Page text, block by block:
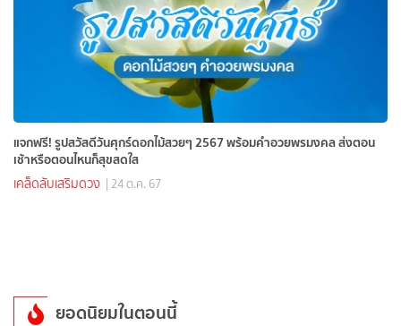
แจกฟรี! รูปสวัสดีวันศุกร์ดอกไม้สวยๆ 2567 พร้อมคำอวยพรมงคล ส่งตอน
เช้าหรือตอนไหนก็สุขสดใส
เคล็ดลับเสริมดวง | 24 ต.ค. 67
ยอดนิยมในตอนนี้